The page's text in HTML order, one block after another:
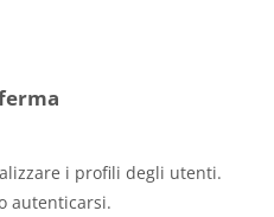
i profili degli utenti.
autenticarsi.